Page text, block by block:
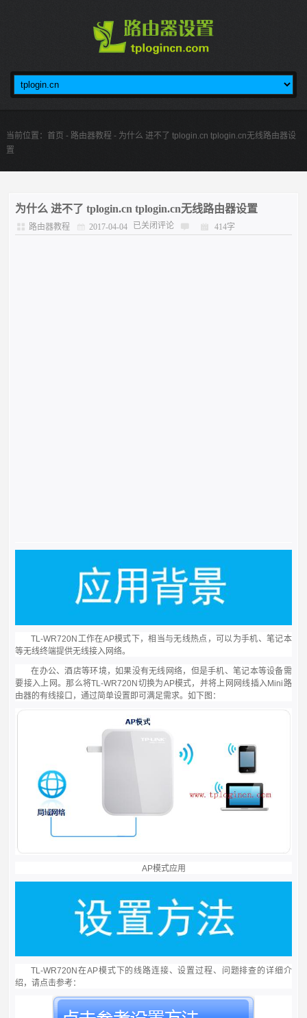
当前位置： 首页 - 路由器教程 - 为什么 进不了 tplogin.cn tplogin.cn无线路由器设
置
为什么 进不了 tplogin.cn tplogin.cn无线路由器设置
路由器教程 2017-04-04 已关闭评论 414字
TL-WR720N 工作在AP模式下，相当与无线热点，可以为手机、笔记本
等无线终端提供无线接入网络。
在办公、酒店等环境，如果没有无线网络，但是手机、笔记本等设备需
要接入上网。那么将TL-WR720N切换为AP模式，并将上网网线插入Mini路
由器的有线接口，通过简单设置即可满足需求。如下图：
AP模式应用
TL-WR720N在AP模式下的线路连接、设置过程、问题排查的详细介
绍，请点击参考：